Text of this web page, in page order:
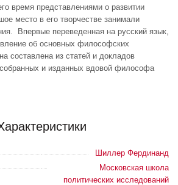
время представлениями о развитии
место в его творчестве занимали
Впервые переведенная на русский язык,
об основных философских
составлена из статей и докладов
и изданных вдовой философа
Шиллер Фердинанд
Московская школа
политических исследований